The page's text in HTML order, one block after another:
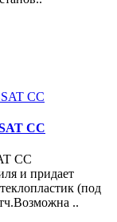
CC
CC
и придает
(под
..